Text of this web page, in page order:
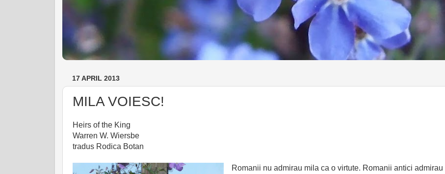
17 APRIL 2013
MILA VOIESC!
Heirs of the King
Warren W. Wiersbe
tradus Rodica Botan
Romanii nu admirau mila ca o virtute. Romanii antici admirau